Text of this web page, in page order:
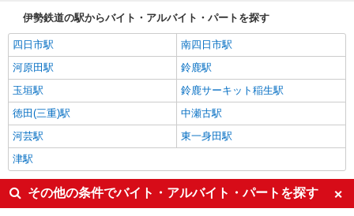
伊勢鉄道の駅からバイト・アルバイト・パートを探す
四日市駅
南四日市駅
河原田駅
鈴鹿駅
玉垣駅
鈴鹿サーキット稲生駅
徳田(三重)駅
中瀬古駅
河芸駅
東一身田駅
津駅
その他の条件でバイト・アルバイト・パートを探す